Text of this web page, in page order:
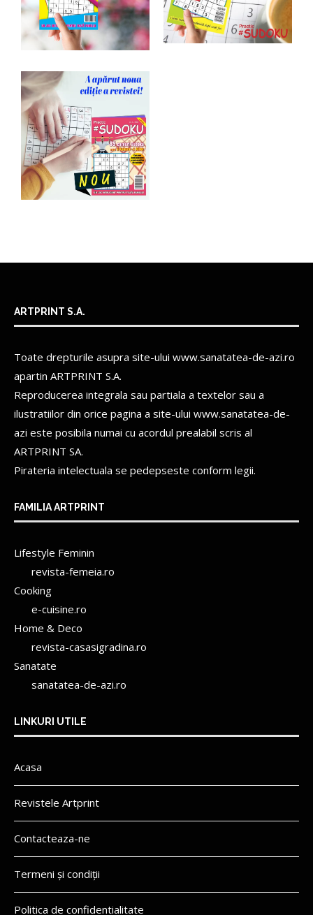
ARTPRINT S.A.
Toate drepturile asupra site-ului www.sanatatea-de-azi.ro
apartin ARTPRINT S.A.
Reproducerea integrala sau partiala a textelor sau a
ilustratiilor din orice pagina a site-ului www.sanatatea-de-
azi este posibila numai cu acordul prealabil scris al
ARTPRINT SA.
Pirateria intelectuala se pedepseste conform legii.
FAMILIA ARTPRINT
Lifestyle Feminin
revista-femeia.ro
Cooking
e-cuisine.ro
Home & Deco
revista-casasigradina.ro
Sanatate
sanatatea-de-azi.ro
LINKURI UTILE
Acasa
Revistele Artprint
Contacteaza-ne
Termeni și condiții
Politica de confidentialitate